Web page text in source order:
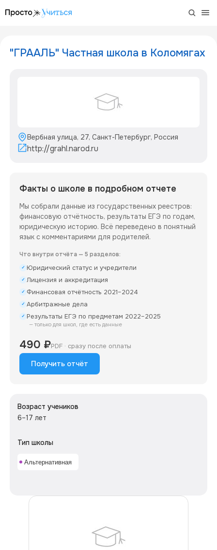
"ГРААЛЬ" Частная школа в Коломягах
Вербная улица, 27, Санкт-Петербург, Россия
http://grahl.narod.ru
Факты о школе в подробном отчете
Мы собрали данные из государственных реестров:
финансовую отчётность, результаты ЕГЭ по годам,
юридическую историю. Всё переведено в понятный
язык с комментариями для родителей.
Что внутри отчёта — 5 разделов:
✓ Юридический статус и учредители
✓ Лицензия и аккредитация
✓ Финансовая отчётность 2021–2024
✓ Арбитражные дела
✓ Результаты ЕГЭ по предметам 2022–2025
— только для школ, где есть данные
490 ₽PDF · сразу после оплаты
Получить отчёт
Возраст учеников
6–17 лет
Тип школы
Альтернативная